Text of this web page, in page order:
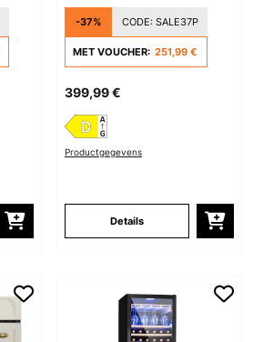
Glazen Deur Zilver
-37% CODE: SALE37P
MET VOUCHER: 251,99 €
399,99 €
Productgegevens
Details